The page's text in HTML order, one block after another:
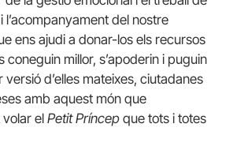
l’acompanyament del nostre
ens ajudi a donar-los els recursos
coneguin millor, s’apoderin i puguin
d’elles mateixes, ciutadanes
amb aquest món que
el Petit Príncep que tots i totes